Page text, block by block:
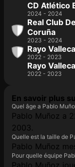
CD Atlético
2024 - 2024
Real Club
Coruña
2023 - 2024
Rayo
2022 - 2023
Rayo
2022 - 2023
En savoir plus
Quel âge a Pablo
Pablo Muñoz a
2003.
Quelle est la taille de
Pablo Muñoz
Pour quelle équipe
Pablo Muñoz